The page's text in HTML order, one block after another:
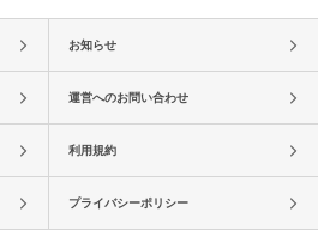
お知らせ
運営へのお問い合わせ
利用規約
プライバシーポリシー